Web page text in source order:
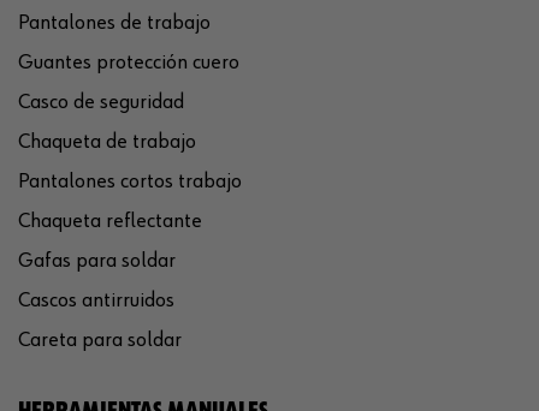
Pantalones de trabajo
Guantes protección cuero
Casco de seguridad
Chaqueta de trabajo
Pantalones cortos trabajo
Chaqueta reflectante
Gafas para soldar
Cascos antirruidos
Careta para soldar